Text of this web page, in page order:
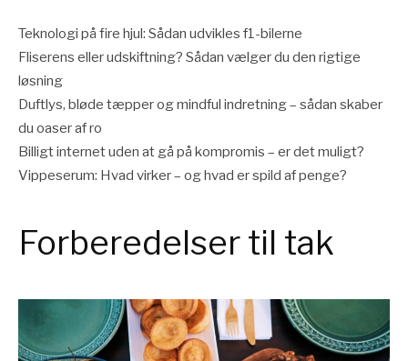
Teknologi på fire hjul: Sådan udvikles f1-bilerne
Fliserens eller udskiftning? Sådan vælger du den rigtige
løsning
Duftlys, bløde tæpper og mindful indretning – sådan skaber
du oaser af ro
Billigt internet uden at gå på kompromis – er det muligt?
Vippeserum: Hvad virker – og hvad er spild af penge?
Forberedelser til tak